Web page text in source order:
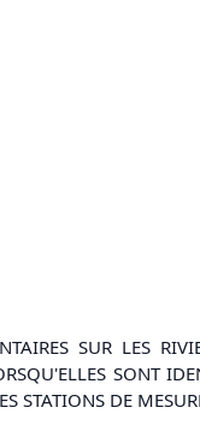
SUR LES
SONT
DE